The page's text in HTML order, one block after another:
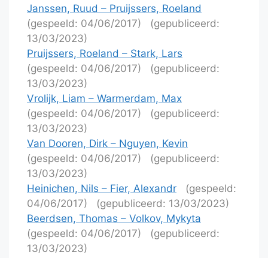
Janssen, Ruud – Pruijssers, Roeland
(gespeeld: 04/06/2017)
(gepubliceerd:
13/03/2023)
Pruijssers, Roeland – Stark, Lars
(gespeeld: 04/06/2017)
(gepubliceerd:
13/03/2023)
Vrolijk, Liam – Warmerdam, Max
(gespeeld: 04/06/2017)
(gepubliceerd:
13/03/2023)
Van Dooren, Dirk – Nguyen, Kevin
(gespeeld: 04/06/2017)
(gepubliceerd:
13/03/2023)
Heinichen, Nils – Fier, Alexandr
(gespeeld:
04/06/2017)
(gepubliceerd: 13/03/2023)
Beerdsen, Thomas – Volkov, Mykyta
(gespeeld: 04/06/2017)
(gepubliceerd:
13/03/2023)